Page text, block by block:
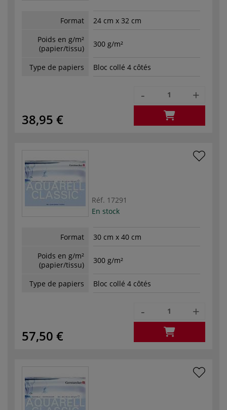
Format
24 cm x 32 cm
Poids en g/m²
(papier/tissu)
300 g/m²
Type de papiers Bloc collé 4 côtés
38,95 €
- +
Réf. 17291
En stock
Format
30 cm x 40 cm
Poids en g/m²
(papier/tissu)
300 g/m²
Type de papiers Bloc collé 4 côtés
57,50 €
- +